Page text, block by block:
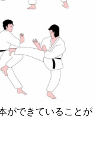
ができていることが